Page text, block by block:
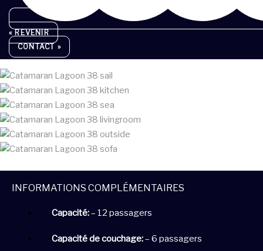
« REVENIR
CONTACT »
INFORMATIONS COMPLÉMENTAIRES
Capacité:– 12 passagers
Capacité de couchage:– 6 passagers